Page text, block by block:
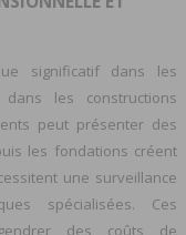
significatif dans les
les constructions
peut présenter des
les fondations créent
une surveillance
spécialisées. Ces
des coûts de